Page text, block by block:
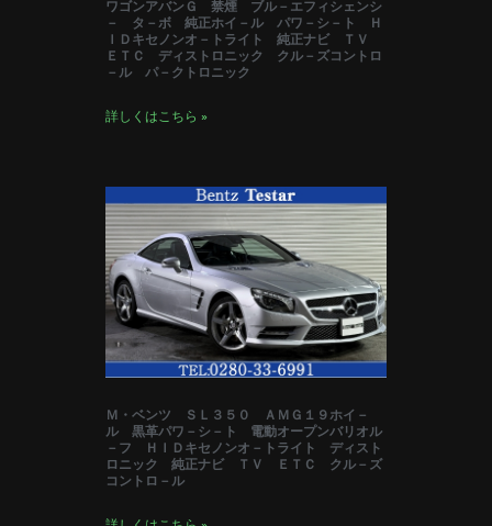
ワゴンアバンＧ 禁煙 ブル－エフィシェンシ
－ タ－ボ 純正ホイ－ル パワ－シ－ト Ｈ
ＩＤキセノンオ－トライト 純正ナビ ＴＶ
ＥＴＣ ディストロニック クル－ズコントロ
－ル パ－クトロニック
詳しくはこちら »
Ｍ・ベンツ ＳＬ３５０ ＡＭＧ１９ホイ－
ル 黒革パワ－シ－ト 電動オープンバリオル
－フ ＨＩＤキセノンオ－トライト ディスト
ロニック 純正ナビ ＴＶ ＥＴＣ クル－ズ
コントロ－ル